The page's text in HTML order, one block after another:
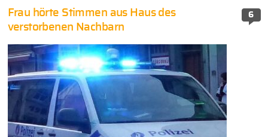
6
Frau hörte Stimmen aus Haus des
verstorbenen Nachbarn